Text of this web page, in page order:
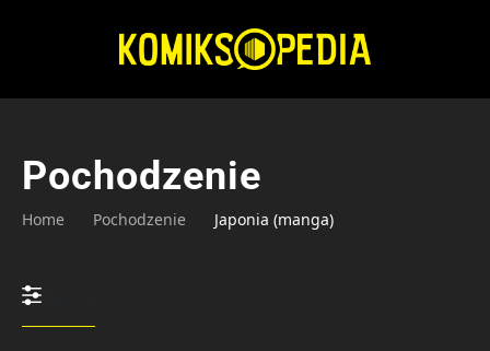
Pochodzenie
Home Pochodzenie Japonia (manga)